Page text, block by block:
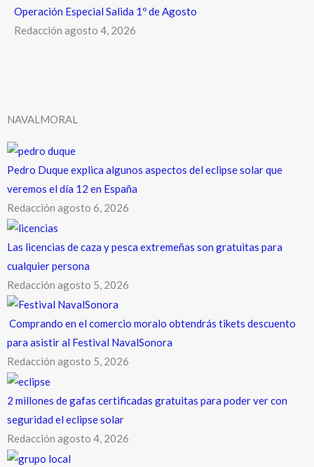
Operación Especial Salida 1º de Agosto
Redacción agosto 4, 2026
NAVALMORAL
Pedro Duque explica algunos aspectos del eclipse solar que
veremos el día 12 en España
Redacción agosto 6, 2026
Las licencias de caza y pesca extremeñas son gratuitas para
cualquier persona
Redacción agosto 5, 2026
Comprando en el comercio moralo obtendrás tikets descuento
para asistir al Festival NavalSonora
Redacción agosto 5, 2026
2 millones de gafas certificadas gratuitas para poder ver con
seguridad el eclipse solar
Redacción agosto 4, 2026